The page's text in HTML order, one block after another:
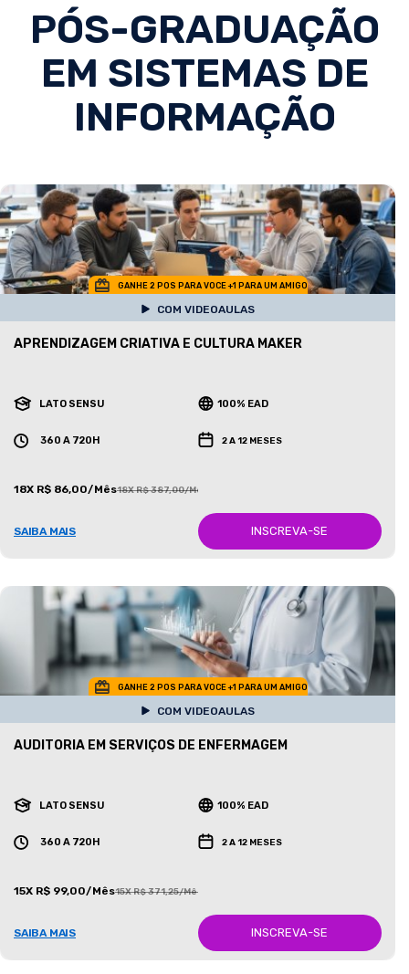
PÓS-GRADUAÇÃO
EM SISTEMAS DE
INFORMAÇÃO
GANHE 2 POS PARA VOCE +1 PARA UM AMIGO
COM VIDEOAULAS
APRENDIZAGEM CRIATIVA E CULTURA MAKER
LATO SENSU 100% EAD
360 A 720H 2 A 12 MESES
18X R$ 86,00/Mês18X R$ 387,00/Mês
SAIBA MAIS INSCREVA-SE
GANHE 2 POS PARA VOCE +1 PARA UM AMIGO
COM VIDEOAULAS
AUDITORIA EM SERVIÇOS DE ENFERMAGEM
LATO SENSU 100% EAD
360 A 720H 2 A 12 MESES
15X R$ 99,00/Mês15X R$ 371,25/Mês
SAIBA MAIS INSCREVA-SE